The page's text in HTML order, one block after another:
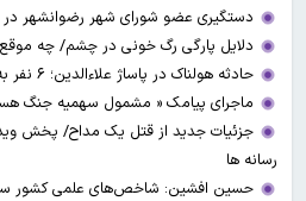
دستگیری عضو شورای شهر رضوانشهر در
دلایل پارگی رگ خونی در چشم/ چه
حادثه هولناک در پاساژ علاءالدین؛ ۶ نفر به بیمارستان منتقل شدند
ماجرای پیامک « مشمول سهمیه جنگ
جزئیات جدید از قتل یک مداح/ پخش
رسانه ها
حسین افشین: شاخص‌های علمی کشور